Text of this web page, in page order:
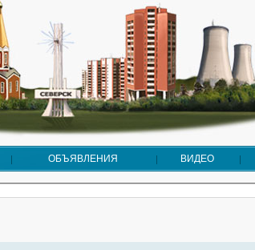
ОБЪЯВЛЕНИЯ ВИДЕО